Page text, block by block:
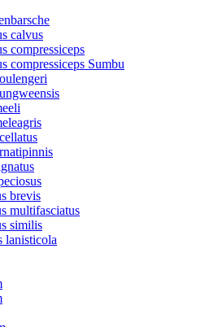
calvus
compressiceps
compressiceps Sumbu
brevis
multifasciatus
similis
lanisticola